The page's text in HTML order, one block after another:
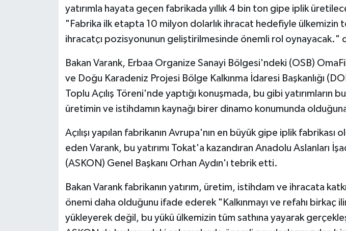
yatırımla hayata geçen fabrikada yıllık 4 bin ton gipe iplik
"Fabrika ilk etapta 10 milyon dolarlık ihracat hedefiyle ülkemizin
ihracatçı pozisyonunun geliştirilmesinde önemli rol oynayacak."
Bakan Varank, Erbaa Organize Sanayi Bölgesi'ndeki (OSB) OmaFil
ve Doğu Karadeniz Projesi Bölge Kalkınma İdaresi Başkanlığı
Toplu Açılış Töreni'nde yaptığı konuşmada, bu gibi yatırımların
üretimin ve istihdamın kaynağı birer dinamo konumunda
Açılışı yapılan fabrikanın Avrupa'nın en büyük gipe iplik fabrikası
eden Varank, bu yatırımı Tokat'a kazandıran Anadolu Aslanları
(ASKON) Genel Başkanı Orhan Aydın'ı tebrik etti.
Bakan Varank fabrikanın yatırım, üretim, istihdam ve ihracata
önemi daha olduğunu ifade ederek "Kalkınmayı ve refahı birkaç
yükleyerek değil, bu yükü ülkemizin tüm sathına yayarak